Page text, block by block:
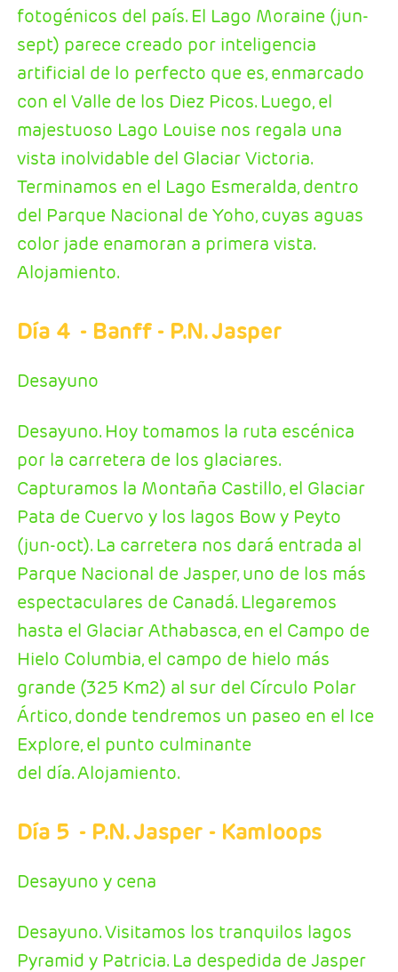
fotogénicos del país. El Lago Moraine (jun-
sept) parece creado por inteligencia
artificial de lo perfecto que es, enmarcado
con el Valle de los Diez Picos. Luego, el
majestuoso Lago Louise nos regala una
vista inolvidable del Glaciar Victoria.
Terminamos en el Lago Esmeralda, dentro
del Parque Nacional de Yoho, cuyas aguas
color jade enamoran a primera vista.
Alojamiento.
Día 4 - Banff - P.N. Jasper
Desayuno
Desayuno. Hoy tomamos la ruta escénica
por la carretera de los glaciares.
Capturamos la Montaña Castillo, el Glaciar
Pata de Cuervo y los lagos Bow y Peyto
(jun-oct). La carretera nos dará entrada al
Parque Nacional de Jasper, uno de los más
espectaculares de Canadá. Llegaremos
hasta el Glaciar Athabasca, en el Campo de
Hielo Columbia, el campo de hielo más
grande (325 Km2) al sur del Círculo Polar
Ártico, donde tendremos un paseo en el Ice
Explore, el punto culminante
del día. Alojamiento.
Día 5 - P.N. Jasper - Kamloops
Desayuno y cena
Desayuno. Visitamos los tranquilos lagos
Pyramid y Patricia. La despedida de Jasper